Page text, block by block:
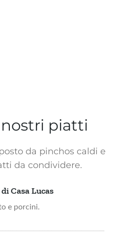
piatti
da pinchos caldi e
da condividere.
Casa Lucas
e porcini.​